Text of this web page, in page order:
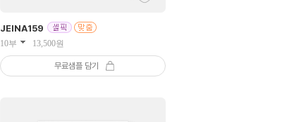
JEINA159
10부 13,500원
무료샘플 담기